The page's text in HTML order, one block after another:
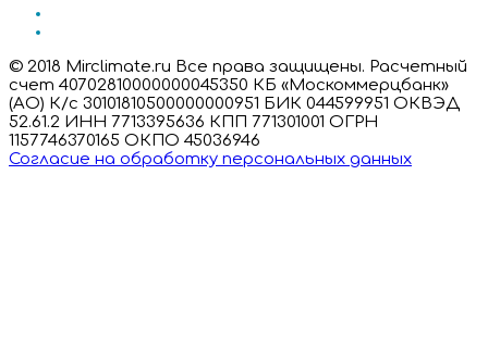
© 2018 Mirclimate.ru Все права защищены. Расчетный
счет 40702810000000045350 КБ «Москоммерцбанк»
(АО) К/с 30101810500000000951 БИК 044599951 ОКВЭД
52.61.2 ИНН 7713395636 КПП 771301001 ОГРН
1157746370165 ОКПО 45036946
Согласие на обработку персональных данных